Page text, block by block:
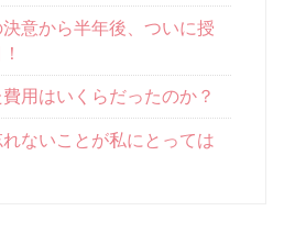
意から半年後、ついに授
用はいくらだったのか？
ないことが私にとっては